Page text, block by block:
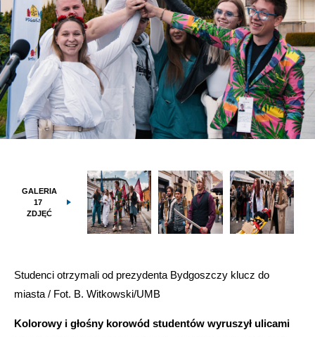
GALERIA
17
ZDJĘĆ
Studenci otrzymali od prezydenta Bydgoszczy klucz do
miasta / Fot. B. Witkowski/UMB
Kolorowy i głośny korowód studentów wyruszył ulicami